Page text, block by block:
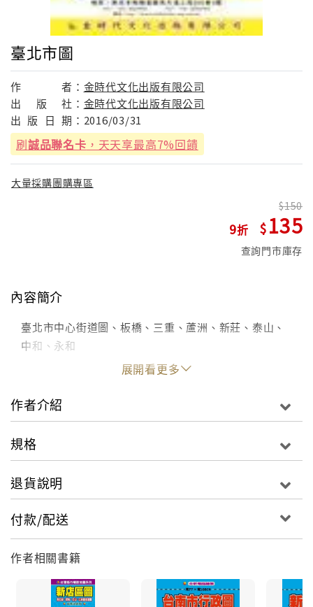
臺北市圖
作 者： 金時代文化出版有限公司
出
版 社： 金時代文化出版有限公司
出 版 日 期： 2016/03/31
刷誠品聯名卡 ，天天享最高7%回饋
大量採購團購專區
9
150
135
查詢門市庫存
內容簡介
臺北市中心街道圖、板橋、三重、蘆洲、新莊、泰山、
中和、永和
展開看更多
作者介紹
規格
退貨說明
付款/配送
作者相關書籍